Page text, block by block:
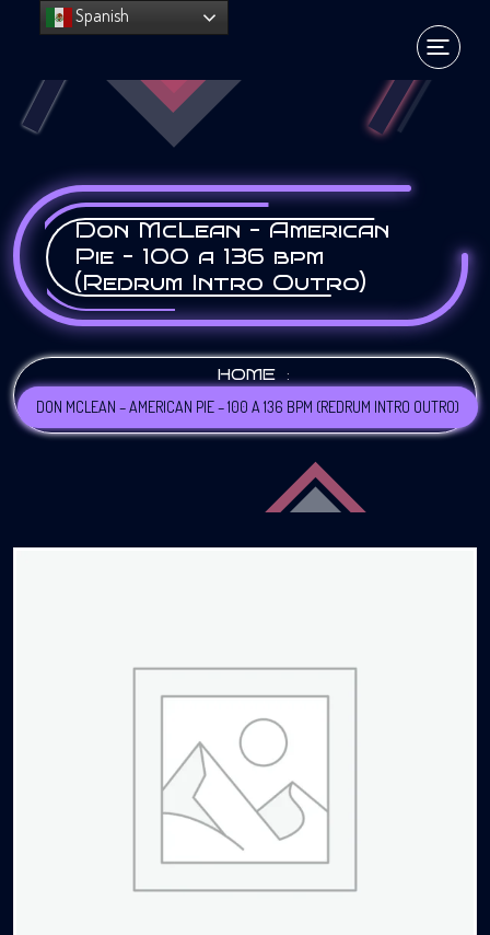
Don McLean – American
Pie – 100 a 136 bpm
(Redrum Intro Outro)
HOME
:
DON MCLEAN – AMERICAN PIE – 100 A 136 BPM (REDRUM INTRO OUTRO)
Spanish